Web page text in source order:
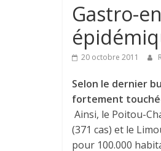
Gastro-
20 octobre 2011
Selon le dernier
fortement
Ainsi, le Poitou-
(371 cas) et le
pour 100.000